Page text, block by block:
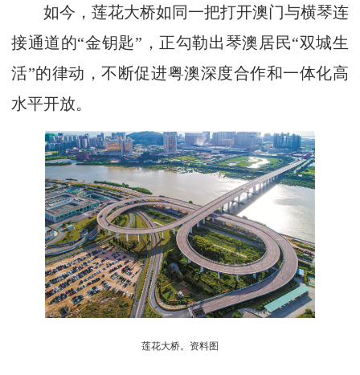
如今，莲花大桥如同一把打开澳门与横琴连
接通道的“金钥匙”，正勾勒出琴澳居民“双城生
活”的律动，不断促进粤澳深度合作和一体化高
水平开放。
莲花大桥。资料图